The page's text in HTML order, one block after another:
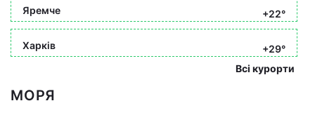
Яремче +22°
Харків
+29°
Всі курорти
МОРЯ